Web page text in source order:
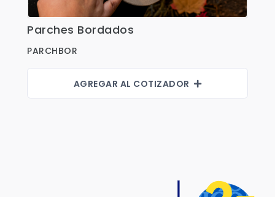
Ver Detalles
Parches Bordados
PARCHBOR
AGREGAR AL COTIZADOR